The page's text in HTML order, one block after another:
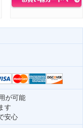
が可能
す
安心